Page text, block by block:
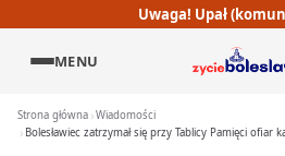
Uwaga! Upał
MENU
Strona główna Wiadomości
Bolesławiec zatrzymał się przy Tablicy Pamięci ofiar